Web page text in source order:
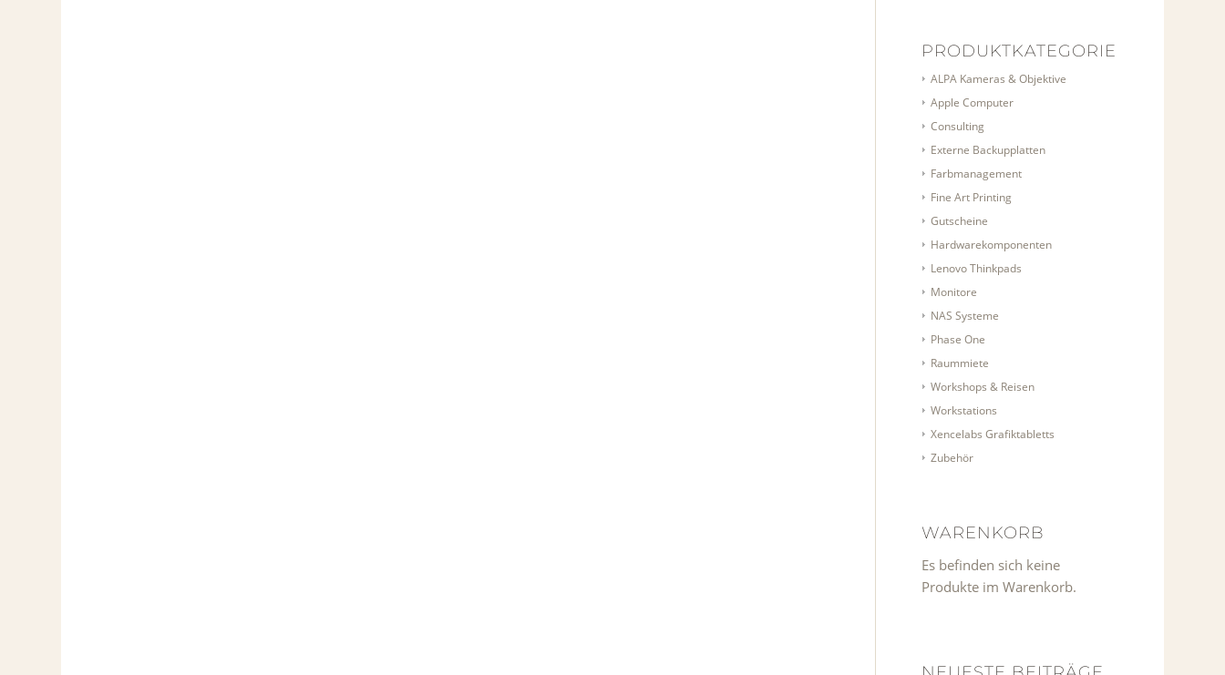
PRODUKTKATEGORIEN
ALPA Kameras & Objektive
Apple Computer
Consulting
Externe Backupplatten
Farbmanagement
Fine Art Printing
Gutscheine
Hardwarekomponenten
Lenovo Thinkpads
Monitore
NAS Systeme
Phase One
Raummiete
Workshops & Reisen
Workstations
Xencelabs Grafiktabletts
Zubehör
WARENKORB
Es befinden sich keine
Produkte im Warenkorb.